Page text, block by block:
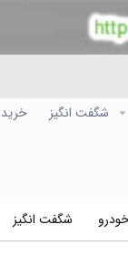
شگفت انگیز
شگفت انگیز